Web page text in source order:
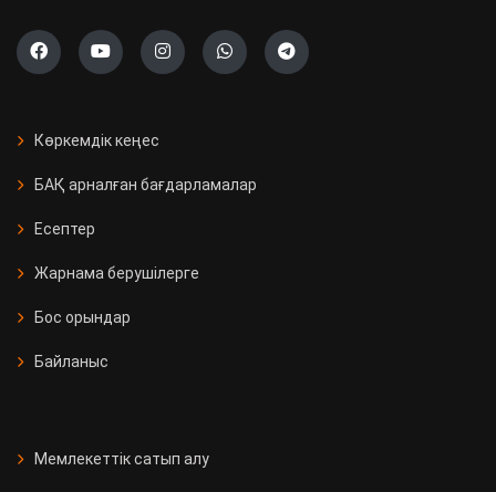
Көркемдік кеңес
БАҚ арналған бағдарламалар
Есептер
Жарнама берушілерге
Бос орындар
Байланыс
Мемлекеттік сатып алу